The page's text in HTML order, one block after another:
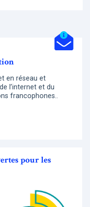
en réseau et
l’internet et du
francophones..
pour les